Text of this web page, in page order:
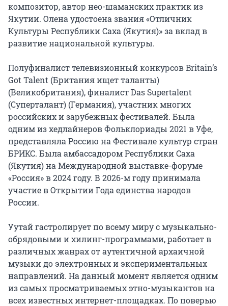
композитор, автор нео-шаманских практик из
Якутии. Олена удостоена звания «Отличник
Культуры Республики Саха (Якутия)» за вклад в
развитие национальной культуры.
Полуфиналист телевизионный конкурсов Britain’s
Got Talent (Британия ищет таланты)
(Великобритания), финалист Das Supertalent
(Суперталант) (Германия), участник многих
российских и зарубежных фестивалей. Была
одним из хедлайнеров Фольклориады 2021 в Уфе,
представляла Россию на Фестивале культур стран
БРИКС. Была амбассадором Республики Саха
(Якутия) на Международной выставке-форуме
«Россия» в 2024 году. В 2026-м году принимала
участие в Открытии Года единства народов
России.
Уутай гастролирует по всему миру с музыкально-
обрядовыми и хилинг-программами, работает в
различных жанрах от аутентичной архаичной
музыки до электронных и экспериментальных
направлений. На данный момент является одним
из самых просматриваемых этно-музыкантов на
всех известных интернет-площадках. По поверью